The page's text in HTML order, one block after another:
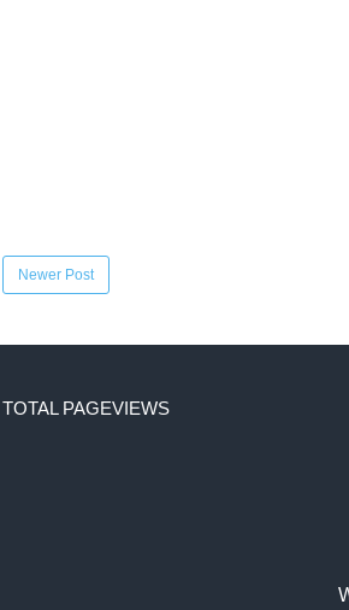
Newer Post
TOTAL PAGEVIEWS